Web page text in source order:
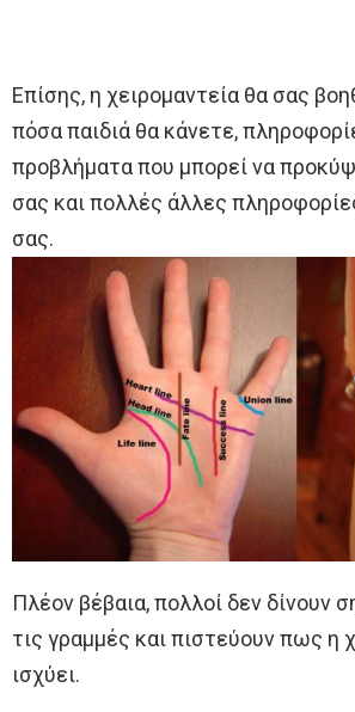
Επίσης, η χειρομαντεία θα σας
πόσα παιδιά θα κάνετε,
προβλήματα που μπορεί να
σας και πολλές άλλες
σας.
Πλέον βέβαια, πολλοί δεν δίνουν
τις γραμμές και πιστεύουν πως η
ισχύει.